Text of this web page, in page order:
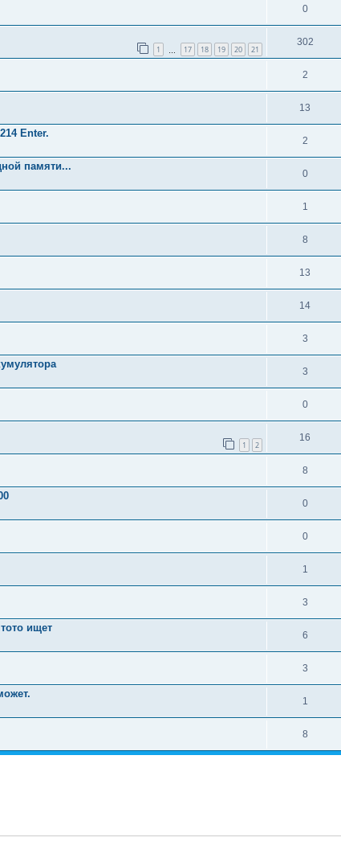
0
1 17 18 19 20 21
302
2
13
Enter.
2
памяти...
0
1
8
13
14
3
3
0
1 2
16
8
0
0
1
3
ищет
6
3
1
8